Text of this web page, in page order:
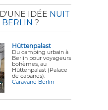
IDÉE NUIT
BERLIN ?
Hüttenpalast
Du camping urbain à
Berlin pour voyageurs
bohèmes, au
Hüttenpalast (Palace
de cabanes).
Caravane Berlin